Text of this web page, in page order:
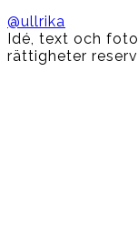
@ullrika
Idé, text och
rättigheter